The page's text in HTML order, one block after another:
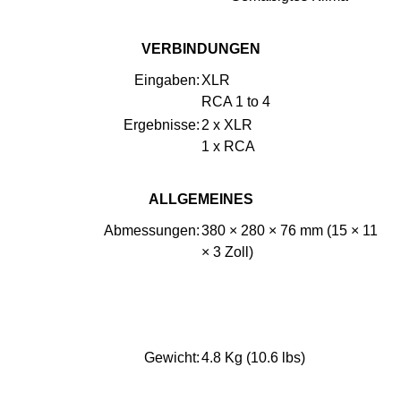
VERBINDUNGEN
Eingaben: XLR
RCA 1 to 4
Ergebnisse: 2 x XLR
1 x RCA
ALLGEMEINES
Abmessungen:380 × 280 × 76 mm (15 × 11
× 3 Zoll)
Gewicht:4.8 Kg (10.6 lbs)